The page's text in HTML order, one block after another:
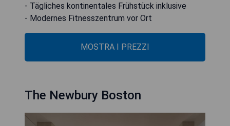
- Tägliches kontinentales Frühstück inklusive
- Modernes Fitnesszentrum vor Ort
MOSTRA I PREZZI
The Newbury Boston